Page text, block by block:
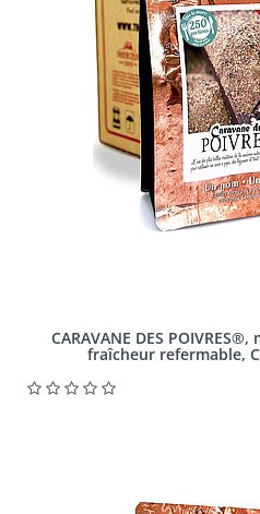
CARAVANE DES
fraîcheur refermable,